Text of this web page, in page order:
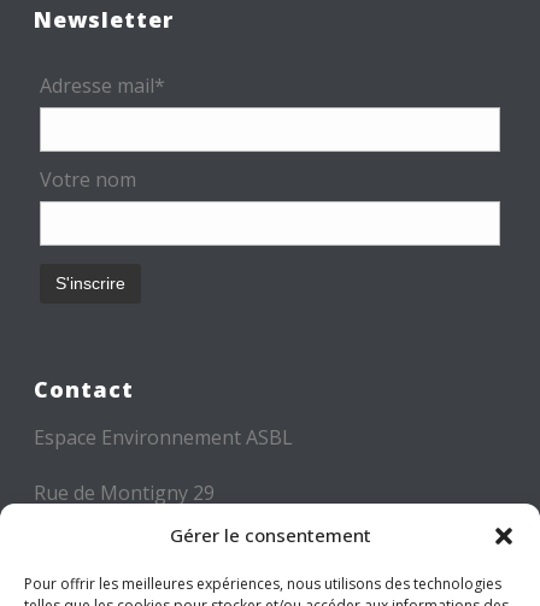
Gérer le consentement
Pour offrir les meilleures expériences, nous utilisons des technologies
Newsletter
Adresse mail*
Votre nom
Contact
Espace Environnement ASBL
Rue de Montigny 29
6000 CHARLEROI
Tél: +32 71 300 300